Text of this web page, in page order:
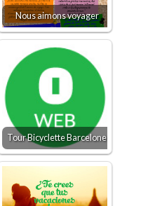
Nous aimons voyager
Tour Bicyclette Barcelone